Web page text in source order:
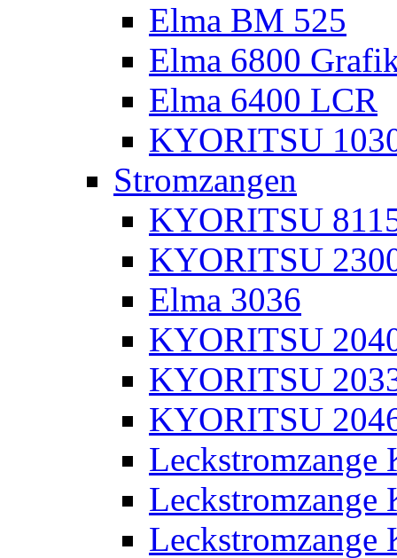
Elma BM 525
Elma 6800
Elma 6400 LCR
KYORITSU
Stromzangen
KYORITSU
KYORITSU
Elma 3036
KYORITSU
KYORITSU
KYORITSU
Leckstromzange
Leckstromzange
Leckstromzange